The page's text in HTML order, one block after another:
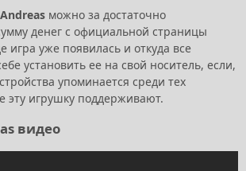
можно за достаточно
денег с официальной страницы
игра уже появилась и откуда все
установить ее на свой носитель, если,
упоминается среди тех
эту игрушку поддерживают.
видео